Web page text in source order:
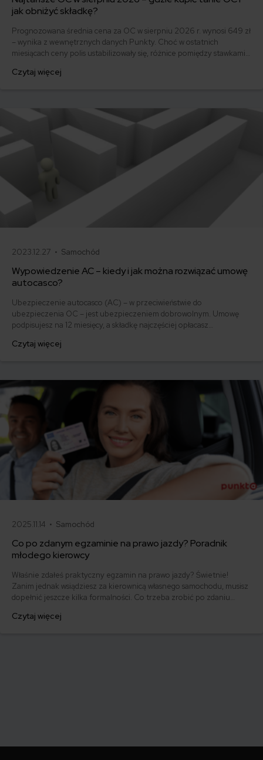
jak obniżyć składkę?
Prognozowana średnia cena za OC w sierpniu 2026 r. wynosi 649 zł
– wynika z wewnętrznych danych Punkty. Choć w ostatnich
miesiącach ceny polis ustabilizowały się, różnice pomiędzy stawkami
500 zł, inni – powyżej 1500 zł. Gdzie znaleźć najtańsze OC w Polsce
Czytaj więcej
2023.12.27 • Samochód
Wypowiedzenie AC – kiedy i jak można rozwiązać umowę
autocasco?
Ubezpieczenie autocasco (AC) – w przeciwieństwie do
ubezpieczenia OC – jest ubezpieczeniem dobrowolnym. Umowę
podpisujesz na 12 miesięcy, a składkę najczęściej opłacasz
ofertę lub zdecydowałeś się sprzedać samochód w trakcie trwania
Czytaj więcej
2025.11.14 • Samochód
Co po zdanym egzaminie na prawo jazdy? Poradnik
młodego kierowcy
Właśnie zdałeś praktyczny egzamin na prawo jazdy? Świetnie!
Zanim jednak wsiądziesz za kierownicą własnego samochodu, musisz
dopełnić jeszcze kilka formalności. Co trzeba zrobić po zdaniu
którym szybko załatwisz sprawy urzędowe i będziesz mógł prowadzić
Czytaj więcej